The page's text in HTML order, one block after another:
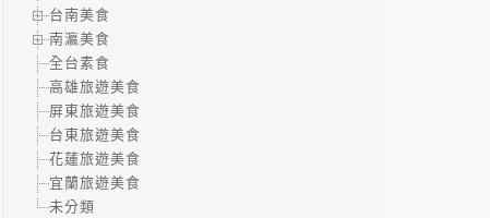
台南美食
南瀛美食
全台素食
高雄旅遊美食
屏東旅遊美食
台東旅遊美食
花蓮旅遊美食
宜蘭旅遊美食
未分類